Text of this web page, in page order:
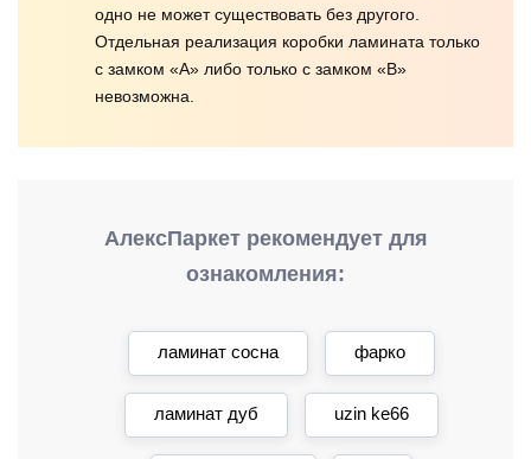
одно не может существовать без другого.
Отдельная реализация коробки ламината только
с замком «А» либо только с замком «В»
невозможна.
АлексПаркет рекомендует для
ознакомления:
ламинат сосна фарко
ламинат дуб uzin ke66